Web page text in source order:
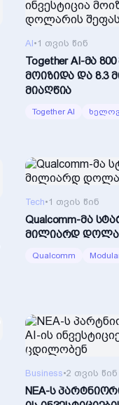
AI•1 თვის წინ
Together AI-მა
მოიზიდა და 8.3
მიაღწია
Together AI
Tech•1 თვის წინ
Qualcomm-მა
მილიარდ
Qualcomm
Business•2 თვის წინ
NEA-ს